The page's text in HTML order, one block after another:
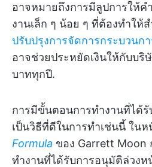
อาจหมายถึงการมีลูปการให้ค
งานเล็ก ๆ น้อย ๆ ที่ต้องทำให้ส
ปรับปรุงการจัดการกระบวนก
อาจช่วยประหยัดเงินให้กับบ
บาททุกปี.
การมีขั้นตอนการทำงานที่ได้
เป็นวิธีที่ดีในการทำเช่นนี้ ในห
Formula ของ Garrett Moon
ทำงานที่ได้รับการอนุมัติล่วง